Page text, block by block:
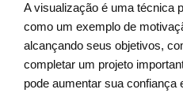
A visualização é uma técnica
como um exemplo de
alcançando seus objetivos,
completar um projeto
pode aumentar sua confiança